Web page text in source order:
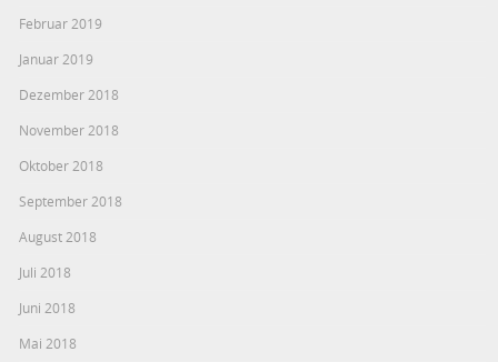
Februar 2019
Januar 2019
Dezember 2018
November 2018
Oktober 2018
September 2018
August 2018
Juli 2018
Juni 2018
Mai 2018